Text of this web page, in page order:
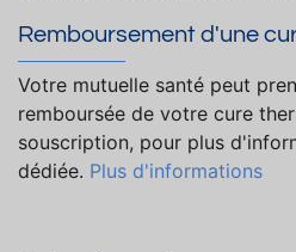
Remboursement d'une
Votre mutuelle santé peut
remboursée de votre cure
souscription, pour plus
dédiée. Plus d'informations